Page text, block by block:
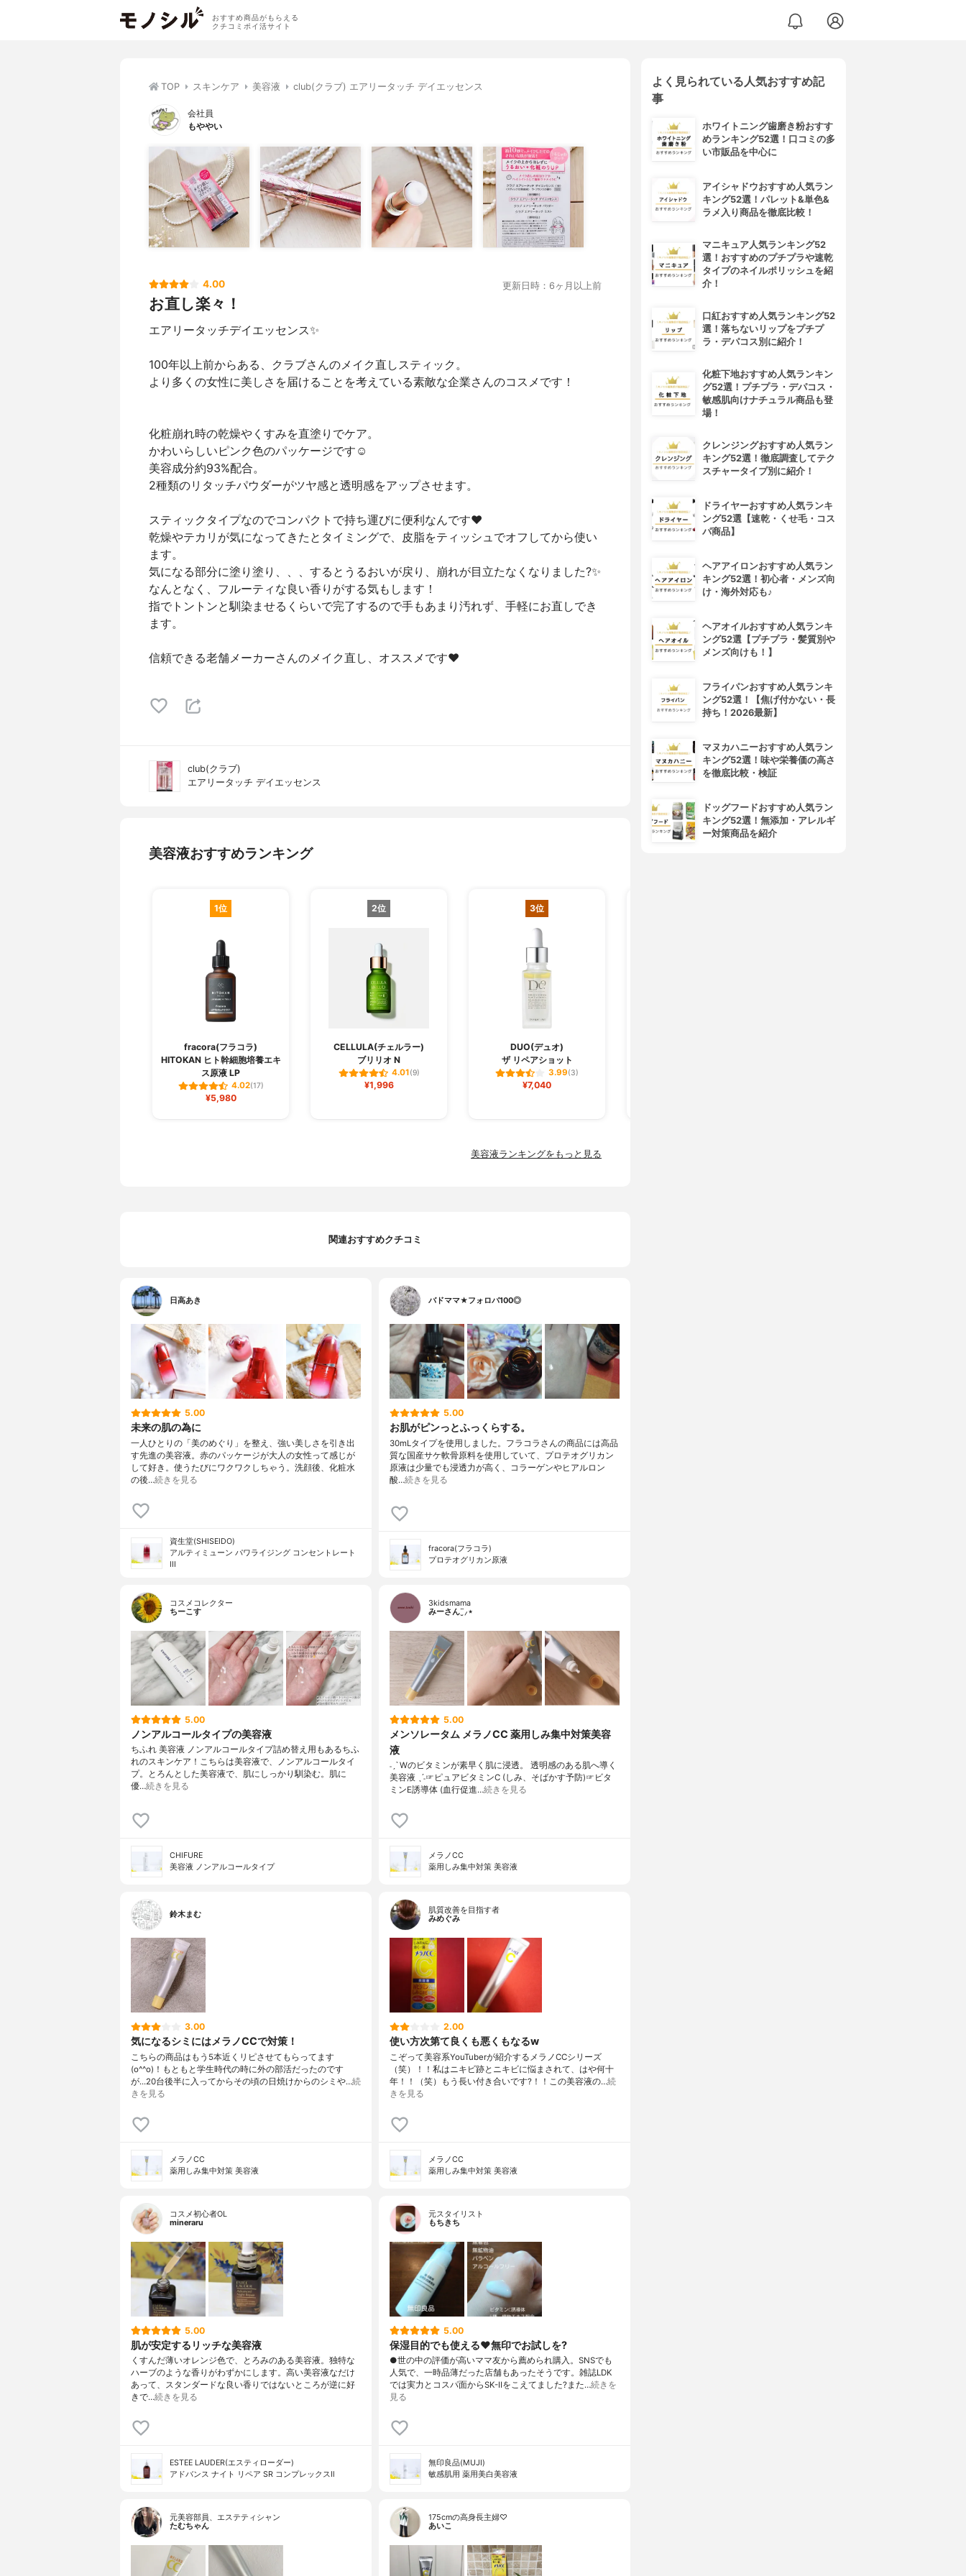
おすすめ商品がもらえる
クチコミポイ活サイト
TOP スキンケア 美容液 club(クラブ) エアリータッチ デイエッセンス
会社員
もややい
4.00 更新日時：6ヶ月以上前
お直し楽々！
エアリータッチデイエッセンス✨
100年以上前からある、クラブさんのメイク直しスティック。
より多くの女性に美しさを届けることを考えている素敵な企業さんのコスメです！
化粧崩れ時の乾燥やくすみを直塗りでケア。
かわいらしいピンク色のパッケージです☺️
美容成分約93%配合。
2種類のリタッチパウダーがツヤ感と透明感をアップさせます。
スティックタイプなのでコンパクトで持ち運びに便利なんです❤️
乾燥やテカリが気になってきたとタイミングで、皮脂をティッシュでオフしてから使い
ます。
気になる部分に塗り塗り、、、するとうるおいが戻り、崩れが目立たなくなりました?✨
なんとなく、フルーティな良い香りがする気もします！
指でトントンと馴染ませるくらいで完了するので手もあまり汚れず、手軽にお直しでき
ます。
信頼できる老舗メーカーさんのメイク直し、オススメです❤️
club(クラブ)
エアリータッチ デイエッセンス
美容液おすすめランキング
1位
fracora(フラコラ)
HITOKAN ヒト幹細胞培養エキ
ス原液 LP
4.02(17)
¥5,980
2位
CELLULA(チェルラー)
ブリリオ N
4.01(9)
¥1,996
3位
DUO(デュオ)
ザ リペアショット
3.99(3)
¥7,040
美容液ランキングをもっと見る
関連おすすめクチコミ
日高あき
5.00
未来の肌の為に
一人ひとりの「美のめぐり」を整え、強い美しさを引き出
す先進の美容液。赤のパッケージが大人の女性って感じが
して好き。使うたびにワクワクしちゃう。洗顔後、化粧水
の後…続きを見る
資生堂(SHISEIDO)
アルティミューン パワライジング コンセントレート
III
バドママ★フォロバ100◎
5.00
お肌がピンっとふっくらする。
30mLタイプを使用しました。フラコラさんの商品には高品
質な国産サケ軟骨原料を使用していて、プロテオグリカン
原液は少量でも浸透力が高く、コラーゲンやヒアルロン
酸…続きを見る
fracora(フラコラ)
プロテオグリカン原液
コスメコレクター
ちーこす
5.00
ノンアルコールタイプの美容液
ちふれ 美容液 ノンアルコールタイプ詰め替え用もあるちふ
れのスキンケア！こちらは美容液で、ノンアルコールタイ
プ。とろんとした美容液で、肌にしっかり馴染む。肌に
優…続きを見る
CHIFURE
美容液 ノンアルコールタイプ
3kidsmama
みーさん¨̮⸝⋆
5.00
メンソレータム メラノCC 薬用しみ集中対策美容
液
˗ˏˋ Wのビタミンが素早く肌に浸透。 透明感のある肌へ導く
美容液 ˎˊ˗☞ピュアビタミンC (しみ、そばかす予防)☞ビタ
ミンE誘導体 (血行促進…続きを見る
メラノCC
薬用しみ集中対策 美容液
鈴木まむ
3.00
気になるシミにはメラノCCで対策！
こちらの商品はもう5本近くリピさせてもらってます
(o^^o)！もともと学生時代の時に外の部活だったのです
が...20台後半に入ってからその頃の日焼けからのシミや…続
きを見る
メラノCC
薬用しみ集中対策 美容液
肌質改善を目指す者
みめぐみ
2.00
使い方次第て良くも悪くもなるw
こぞって美容系YouTuberが紹介するメラノCCシリーズ
（笑）！！私はニキビ跡とニキビに悩まされて、はや何十
年！！（笑）もう長い付き合いです?！！この美容液の…続
きを見る
メラノCC
薬用しみ集中対策 美容液
コスメ初心者OL
mineraru
5.00
肌が安定するリッチな美容液
くすんだ薄いオレンジ色で、とろみのある美容液。独特な
ハーブのような香りがわずかにします。高い美容液なだけ
あって、スタンダードな良い香りではないところが逆に好
きで…続きを見る
ESTEE LAUDER(エスティローダー)
アドバンス ナイト リペア SR コンプレックスⅡ
元スタイリスト
もちきち
5.00
保湿目的でも使える♥️無印でお試しを?
●世の中の評価が高いママ友から薦められ購入。SNSでも
人気で、一時品薄だった店舗もあったそうです。雑誌LDK
では実力とコスパ面からSK-IIをこえてました?また…続きを
見る
無印良品(MUJI)
敏感肌用 薬用美白美容液
元美容部員、エステティシャン
たむちゃん
175cmの高身長主婦♡
あいこ
よく見られている人気おすすめ記
事
ホワイトニング歯磨き粉おすす
めランキング52選！口コミの多
い市販品を中心に
アイシャドウおすすめ人気ラン
キング52選！パレット&単色&
ラメ入り商品を徹底比較！
マニキュア人気ランキング52
選！おすすめのプチプラや速乾
タイプのネイルポリッシュを紹
介！
口紅おすすめ人気ランキング52
選！落ちないリップをプチプ
ラ・デパコス別に紹介！
化粧下地おすすめ人気ランキン
グ52選！プチプラ・デパコス・
敏感肌向けナチュラル商品も登
場！
クレンジングおすすめ人気ラン
キング52選！徹底調査してテク
スチャータイプ別に紹介！
ドライヤーおすすめ人気ランキ
ング52選【速乾・くせ毛・コス
パ商品】
ヘアアイロンおすすめ人気ラン
キング52選！初心者・メンズ向
け・海外対応も♪
ヘアオイルおすすめ人気ランキ
ング52選【プチプラ・髪質別や
メンズ向けも！】
フライパンおすすめ人気ランキ
ング52選！【焦げ付かない・長
持ち！2026最新】
マヌカハニーおすすめ人気ラン
キング52選！味や栄養価の高さ
を徹底比較・検証
ドッグフードおすすめ人気ラン
キング52選！無添加・アレルギ
ー対策商品を紹介